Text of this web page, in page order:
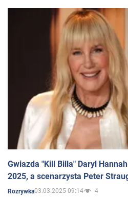
Gwiazda "Kill Billa" Daryl
2025, a scenarzysta Peter
Rozrywka03.03.2025 09:14 4